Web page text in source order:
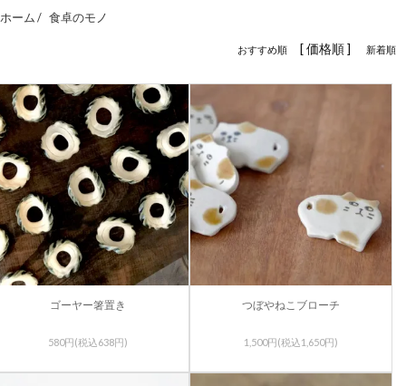
ホーム / 食卓のモノ
おすすめ順 [ 価格順 ] 新着順
ゴーヤー箸置き
580円(税込638円)
つぼやねこブローチ
1,500円(税込1,650円)